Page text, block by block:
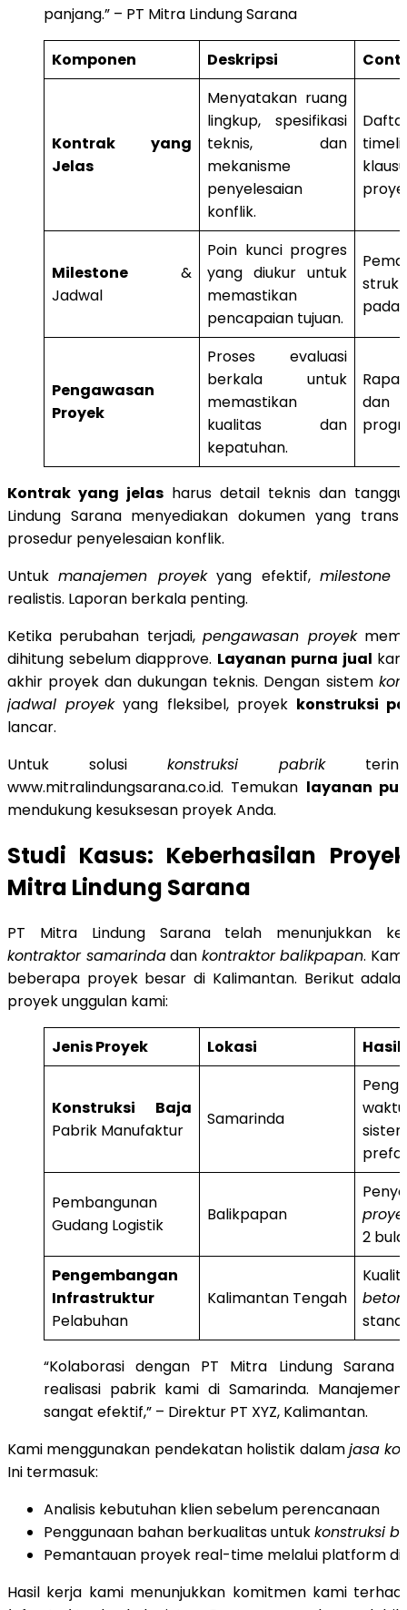
panjang.” – PT Mitra Lindung Sarana
Komponen Deskripsi
Kontrak yang
Jelas
Menyatakan ruang
lingkup, spesifikasi
teknis, dan
mekanisme
penyelesaian
konflik.
Milestone &
Jadwal
Poin kunci progres
yang diukur untuk
memastikan
pencapaian tujuan.
pada
Pengawasan
Proyek
Proses evaluasi
berkala untuk
memastikan
kualitas dan
kepatuhan.
Kontrak yang jelasharus detail teknis dan
Lindung Sarana menyediakan dokumen yang
prosedur penyelesaian konflik.
Untukmanajemen proyekyang efektif,milestone
realistis. Laporan berkala penting.
Ketika perubahan terjadi,pengawasan proyek
dihitung sebelum diapprove. Layanan purna jual
akhir proyek dan dukungan teknis. Dengan sistem
jadwal proyekyang fleksibel, proyek konstruksi
lancar.
Untuk solusi konstruksi pabrik
www.mitralindungsarana.co.id. Temukan layanan
mendukung kesuksesan proyek Anda.
Studi Kasus: Keberhasilan
Mitra Lindung Sarana
PT Mitra Lindung Sarana telah menunjukkan
kontraktor samarindadan kontraktor balikpapan.
beberapa proyek besar di Kalimantan. Berikut
proyek unggulan kami:
Jenis Proyek Lokasi Hasil
Konstruksi Baja
Pabrik Manufaktur
Samarinda
Pembangunan
Gudang Logistik
Balikpapan
2
Pengembangan
Infrastruktur
Pelabuhan
Kalimantan Tengah
beton
“Kolaborasi dengan PT Mitra Lindung Sarana
realisasi pabrik kami di Samarinda.
sangat efektif,” – Direktur PT XYZ, Kalimantan.
Kami menggunakan pendekatan holistik dalamjasa
Ini termasuk:
Analisis kebutuhan klien sebelum perencanaan
Penggunaan bahan berkualitas untukkonstruksi
Pemantauan proyek real-time melalui platform
Hasil kerja kami menunjukkan komitmen kami